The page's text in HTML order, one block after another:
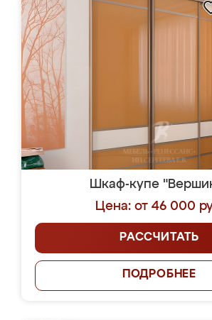
Шкаф-купе
Цена: от 46 000
РАССЧИТАТЬ
ПОДРОБНЕЕ